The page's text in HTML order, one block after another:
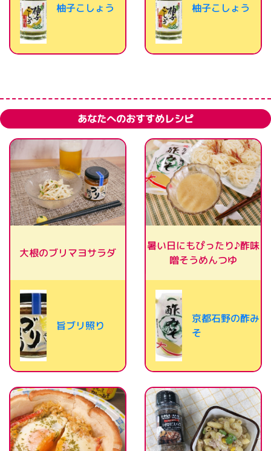
柚子こしょう 柚子こしょう
あなたへのおすすめレシピ
大根のブリマヨサラダ
旨ブリ照り
暑い日にもぴったり♪酢味
噌そうめんつゆ
京都石野の酢み
そ